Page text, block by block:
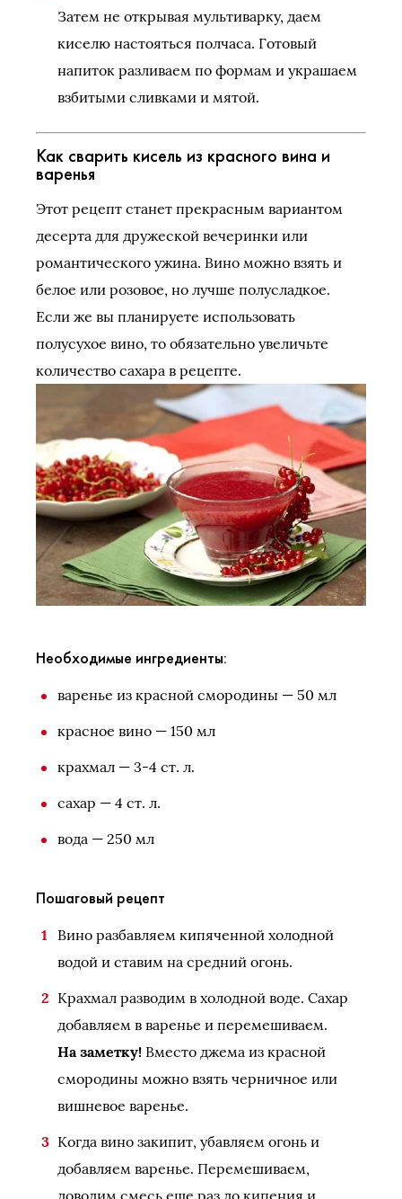
Затем не открывая мультиварку, даем
киселю настояться полчаса. Готовый
напиток разливаем по формам и украшаем
взбитыми сливками и мятой.
Как сварить кисель из красного вина и
варенья
Этот рецепт станет прекрасным вариантом
десерта для дружеской вечеринки или
романтического ужина. Вино можно взять и
белое или розовое, но лучше полусладкое.
Если же вы планируете использовать
полусухое вино, то обязательно увеличьте
количество сахара в рецепте.
Необходимые ингредиенты:
варенье из красной смородины — 50 мл
красное вино — 150 мл
крахмал — 3-4 ст. л.
сахар — 4 ст. л.
вода — 250 мл
Пошаговый рецепт
Вино разбавляем кипяченной холодной
водой и ставим на средний огонь.
Крахмал разводим в холодной воде. Сахар
добавляем в варенье и перемешиваем.
На заметку! Вместо джема из красной
смородины можно взять черничное или
вишневое варенье.
Когда вино закипит, убавляем огонь и
добавляем варенье. Перемешиваем,
доводим смесь еще раз до кипения и